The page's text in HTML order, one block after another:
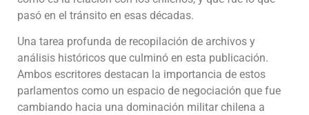
pasó en el tránsito en esas décadas.
Una tarea profunda de recopilación de archivos y
análisis históricos que culminó en esta publicación.
Ambos escritores destacan la importancia de estos
parlamentos como un espacio de negociación que fue
cambiando hacia una dominación militar chilena a